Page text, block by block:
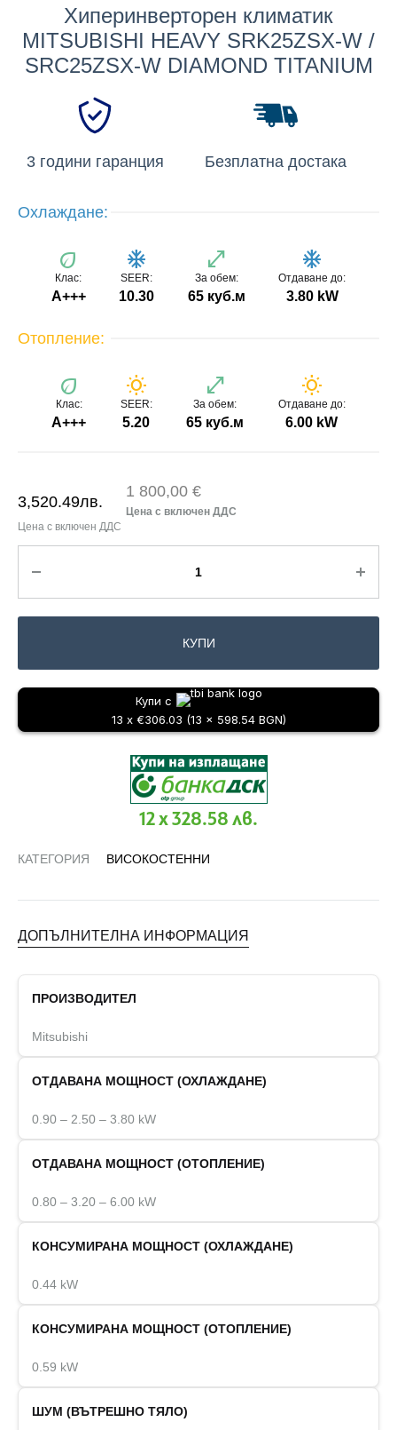
Хиперинверторен климатик
MITSUBISHI HEAVY SRK25ZSX-W /
SRC25ZSX-W DIAMOND TITANIUM
3 години гаранция Безплатна достака
Охлаждане:
eco
Клас:
A+++
ac_unit
SEER:
10.30
open_in_full
За обем:
65 куб.м
ac_unit
Отдаване до:
3.80 kW
Отопление:
eco
Клас:
A+++
wb_sunny
SEER:
5.20
open_in_full
За обем:
65 куб.м
wb_sunny
Отдаване до:
6.00 kW
3,520.49лв.
1 800,00 €
КУПИ
Купи с
13 x €306.03 (13 x 598.54 BGN)
12 x 328.58 лв.
КАТЕГОРИЯ ВИСОКОСТЕННИ
ДОПЪЛНИТЕЛНА ИНФОРМАЦИЯ
ПРОИЗВОДИТЕЛ
Mitsubishi
ОТДАВАНА МОЩНОСТ (ОХЛАЖДАНЕ)
0.90 – 2.50 – 3.80 kW
ОТДАВАНА МОЩНОСТ (ОТОПЛЕНИЕ)
0.80 – 3.20 – 6.00 kW
КОНСУМИРАНА МОЩНОСТ (ОХЛАЖДАНЕ)
0.44 kW
КОНСУМИРАНА МОЩНОСТ (ОТОПЛЕНИЕ)
0.59 kW
ШУМ (ВЪТРЕШНО ТЯЛО)